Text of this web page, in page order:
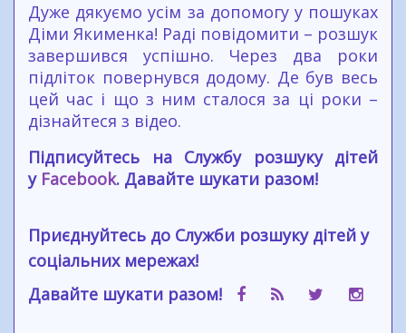
Дуже дякуємо усім за допомогу у пошуках
Діми Якименка! Раді повідомити – розшук
завершився успішно. Через два роки
підліток повернувся додому. Де був весь
цей час і що з ним сталося за ці роки –
дізнайтеся з відео.
Підписуйтесь на Службу розшуку дітей
у Facebook. Давайте шукати разом!
Приєднуйтесь до Служби розшуку дітей у
соціальних мережах!
Давайте шукати разом!